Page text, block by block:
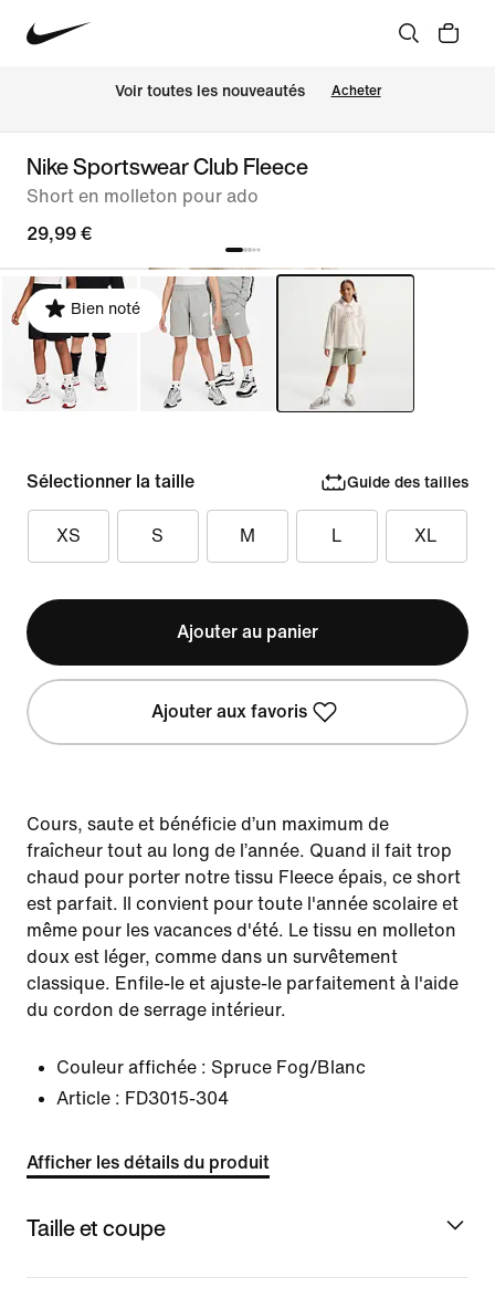
Voir toutes les nouveautés Acheter
Nike Sportswear Club Fleece
Short en molleton pour ado
29,99 €
Bien noté
Sélectionner la taille Guide des tailles
XS S M L XL
Ajouter au panier
Ajouter aux favoris
Cours, saute et bénéficie d’un maximum de
fraîcheur tout au long de l’année. Quand il fait trop
chaud pour porter notre tissu Fleece épais, ce short
est parfait. Il convient pour toute l'année scolaire et
même pour les vacances d'été. Le tissu en molleton
doux est léger, comme dans un survêtement
classique. Enfile-le et ajuste-le parfaitement à l'aide
du cordon de serrage intérieur.
Couleur affichée : Spruce Fog/Blanc
Article : FD3015-304
Afficher les détails du produit
Taille et coupe